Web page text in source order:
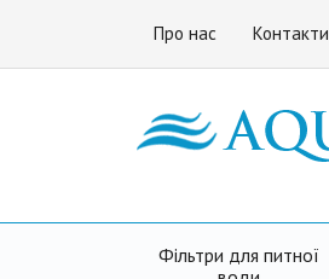
Про нас Контакти
Фільтри для питної